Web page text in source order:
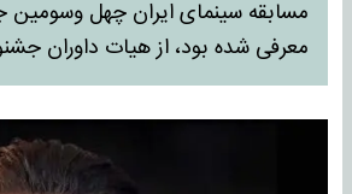
مسابقه سینمای ایران چهل وسومین
معرفی شده بود، از هیات داوران